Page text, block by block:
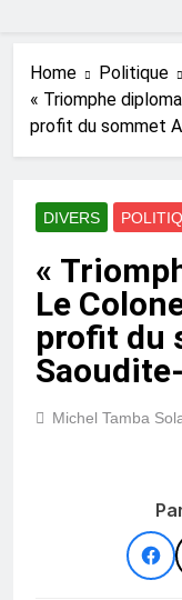
Home
Politique
« Triomphe
profit du sommet
DIVERS
«
Le
profit du
Michel Tamba